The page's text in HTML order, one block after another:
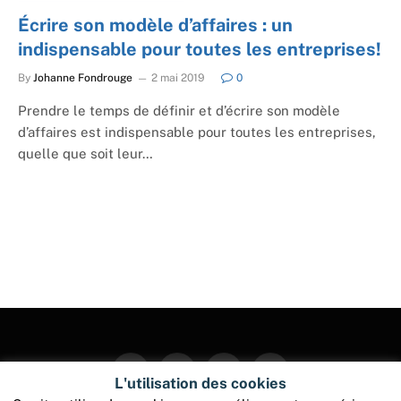
Écrire son modèle d’affaires : un
indispensable pour toutes les entreprises!
By Johanne Fondrouge 2 mai 2019 0
Prendre le temps de définir et d’écrire son modèle
d’affaires est indispensable pour toutes les entreprises,
quelle que soit leur…
FacebookTwitter InstagramPinterest
L'utilisation des cookies